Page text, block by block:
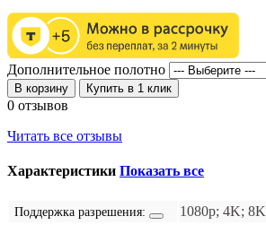
Дополнительное полотно
В корзину Купить в 1 клик
0 отзывов
Читать все отзывы
Характеристики Показать все
Поддержка разрешения: 1080p; 4K; 8K